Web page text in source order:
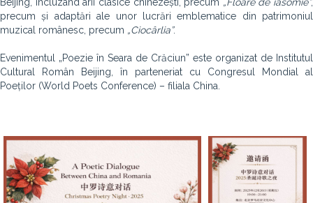
precum și adaptări ale unor lucrări emblematice din patrimoniul
muzical românesc, precum „Ciocârlia”.
Evenimentul „Poezie în Seara de Crăciun” este organizat de Institutul
Cultural Român Beijing, în parteneriat cu Congresul Mondial al
Poeților (World Poets Conference) – filiala China.